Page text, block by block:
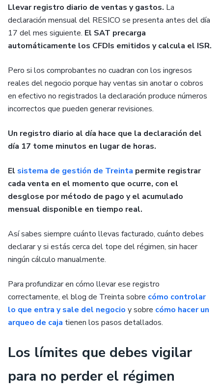
Llevar registro diario de ventas y gastos. La
declaración mensual del RESICO se presenta antes del día
17 del mes siguiente. El SAT precarga
automáticamente los CFDIs emitidos y calcula el ISR.
Pero si los comprobantes no cuadran con los ingresos
reales del negocio porque hay ventas sin anotar o cobros
en efectivo no registrados la declaración produce números
incorrectos que pueden generar revisiones.
Un registro diario al día hace que la declaración del
día 17 tome minutos en lugar de horas.
El sistema de gestión de Treinta permite registrar
cada venta en el momento que ocurre, con el
desglose por método de pago y el acumulado
mensual disponible en tiempo real.
Así sabes siempre cuánto llevas facturado, cuánto debes
declarar y si estás cerca del tope del régimen, sin hacer
ningún cálculo manualmente.
Para profundizar en cómo llevar ese registro
correctamente, el blog de Treinta sobre cómo controlar
lo que entra y sale del negocio y sobre cómo hacer un
arqueo de caja tienen los pasos detallados.
Los límites que debes vigilar
para no perder el régimen